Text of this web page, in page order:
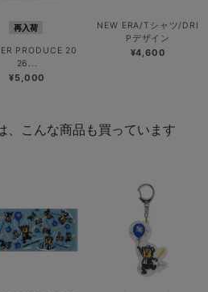
再入荷
PRODUCE 20
26...
¥5,000
NEW ERA/Tシャツ/DRI
Pデザイン
¥4,600
、こんな商品も買っています